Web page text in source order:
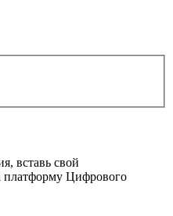
вставь свой
платформу Цифрового